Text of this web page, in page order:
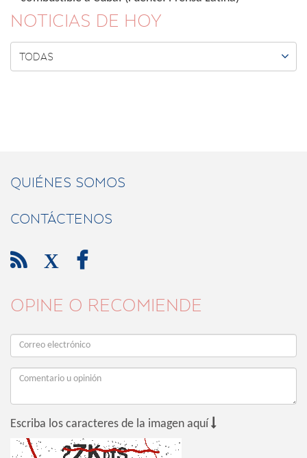
NOTICIAS DE HOY
TODAS 
QUIÉNES SOMOS
CONTÁCTENOS
 X 
OPINE O RECOMIENDE
Escriba los caracteres de la imagen aquí 